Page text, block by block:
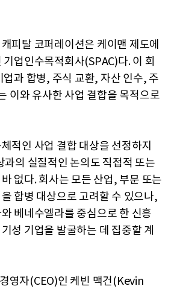
피탈 코퍼레이션은 케이맨 제도에
업인수목적회사(SPAC)다. 이 회
업과 합병, 주식 교환, 자산 인수, 주
이와 유사한 사업 결합을 목적으로
적인 사업 결합 대상을 선정하지
과의 실질적인 논의도 직접적 또는
없다. 회사는 모든 산업, 부문 또는
합병 대상으로 고려할 수 있으나,
베네수엘라를 중심으로 한 신흥
성 기업을 발굴하는 데 집중할 계
영자(CEO)인 케빈 맥건(Kevin